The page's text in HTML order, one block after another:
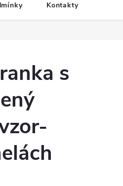
Kontakty
s